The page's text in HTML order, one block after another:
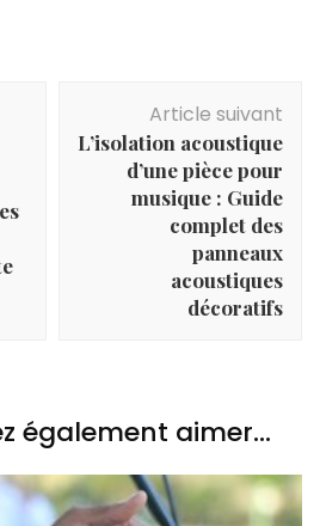
Article suivant
L’isolation acoustique
d’une pièce pour
musique : Guide
complet des
panneaux
acoustiques
décoratifs
également aimer...